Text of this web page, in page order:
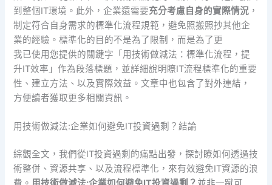
到整個IT環境。此外，企業還需要充分考慮自身的實際情況 ，
制定符合自身需求的標準化流程規範，避免照搬照抄其他企
業的經驗。標準化的目的不是為了限制，而是為了更
我已使用您提供的關鍵字「用技術做減法：標準化流程，提
升IT效率」作為段落標題，並詳細說明瞭IT流程標準化的重要
性、建立方法、以及實際效益。文章中也包含了對外連結，
方便讀者獲取更多相關資訊。
用技術做減法:企業如何避免IT投資過剩？結論
綜觀全文，我們從IT投資過剩的痛點出發，探討瞭如何透過技
術整併、資源共享、以及流程標準化，來有效避免IT資源的浪